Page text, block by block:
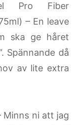
Pro Fiber
– En leave
ska ge håret
Spännande då
av lite extra
Minns ni att jag